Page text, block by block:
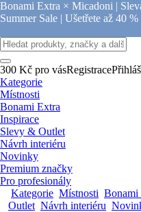
Bonami Extra × Micadoni |
Summer Sale | Ušetřete až 40
300 Kč pro vásRegistrace
Kategorie
Místnosti
Bonami Extra
Inspirace
Slevy & Outlet
Návrh interiéru
Novinky
Premium značky
Pro profesionály
Kategorie Místnosti Bonami
Outlet Návrh interiéru